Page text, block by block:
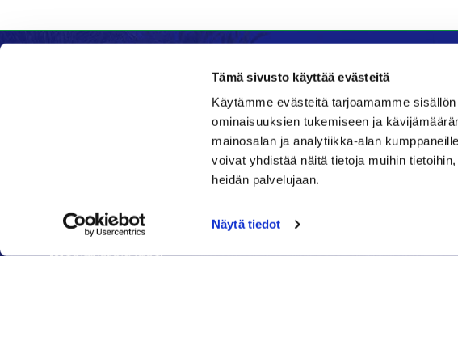
Tämä sivusto käyttää evästeitä
Käytämme evästeitä tarjoamamme
ominaisuuksien tukemiseen ja
mainosalan ja analytiikka-alan
voivat yhdistää näitä tietoja muihin
heidän palvelujaan.
Näytä tiedot
Caddiemaster
06 46040682
toimisto@jgs.fi
Ravintola
Daniel's Bistro
Nykäläntie 177
62600 Lappajärvi